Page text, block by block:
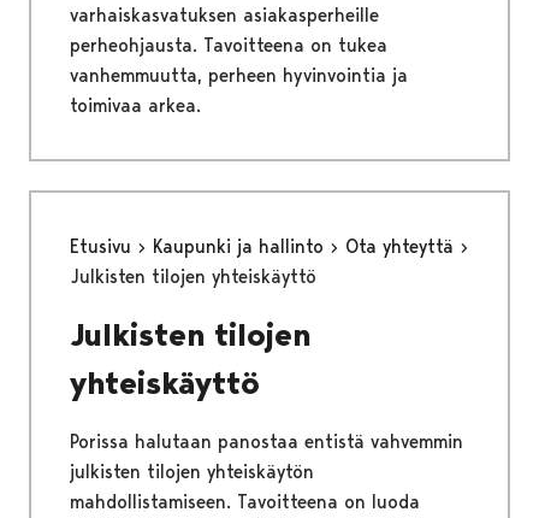
varhaiskasvatuksen asiakasperheille
perheohjausta. Tavoitteena on tukea
vanhemmuutta, perheen hyvinvointia ja
toimivaa arkea.
Etusivu Kaupunki ja hallinto
Ota yhteyttä
Julkisten tilojen yhteiskäyttö
Julkisten tilojen
yhteiskäyttö
Porissa halutaan panostaa entistä vahvemmin
julkisten tilojen yhteiskäytön
mahdollistamiseen. Tavoitteena on luoda